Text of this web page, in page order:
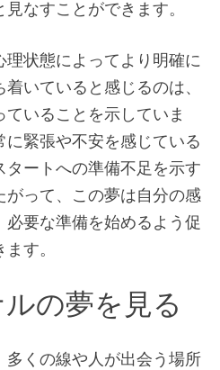
なすことができます。
理状態によってより明確に
いていると感じるのは、
いることを示していま
緊張や不安を感じている
ートへの準備不足を示す
って、この夢は自分の感
要な準備を始めるよう促
す。
の夢を見る
くの線や人が出会う場所